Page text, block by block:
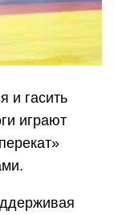
и гасить
играют